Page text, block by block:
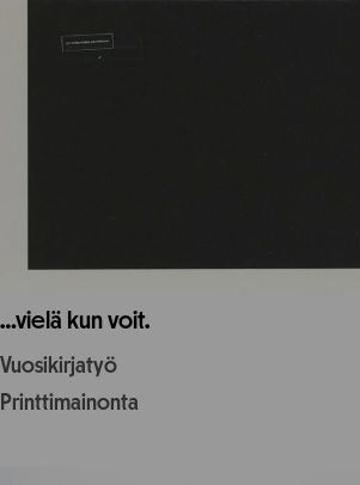
…vielä kun voit.
Vuosikirjatyö
Printtimainonta